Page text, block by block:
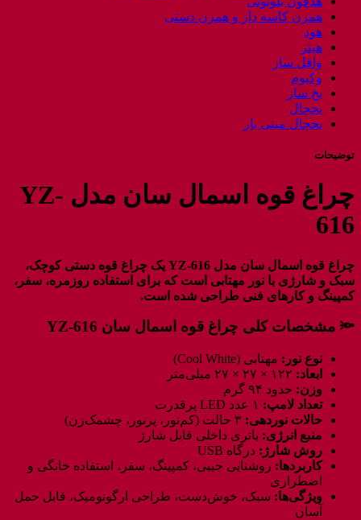
همزن کاسه دار و همزن دستی
هود
هیتر
وافل ساز
وکیوم
یخ ساز
یخچال
یخچال مینی بار
توضیحات
چراغ قوه اسمال سان مدل YZ-
616
چراغ قوه اسمال سان مدل YZ-616 یک چراغ قوه دستی کوچک،
سبک و شارژی با نور مهتابی است که برای استفاده روزمره، سفر،
کمپینگ و کارهای فنی طراحی شده است.
🔦 مشخصات کلی چراغ قوه اسمال سان YZ-616
نوع نور: مهتابی (Cool White)
ابعاد:
وزن: حدود ۹۴ گرم
تعداد لامپ:
حالات نوردهی:
منبع انرژی: باتری داخلی قابل شارژ
روش شارژ: درگاه USB
کاربردها: روشنایی جیبی، کمپینگ، سفر، استفاده خانگی و
اضطراری
ویژگی‌ها: سبک، خوش‌دست، طراحی ارگونومیک، قابل حمل
آسان